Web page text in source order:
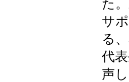
た
サ
る
代
声